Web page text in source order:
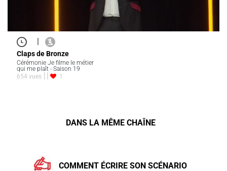
|
Claps de Bronze
Cérémonie Je filme le métier
qui me plaît - Saison 19
654 vues
1
DANS LA MÊME CHAÎNE
COMMENT ÉCRIRE SON SCÉNARIO